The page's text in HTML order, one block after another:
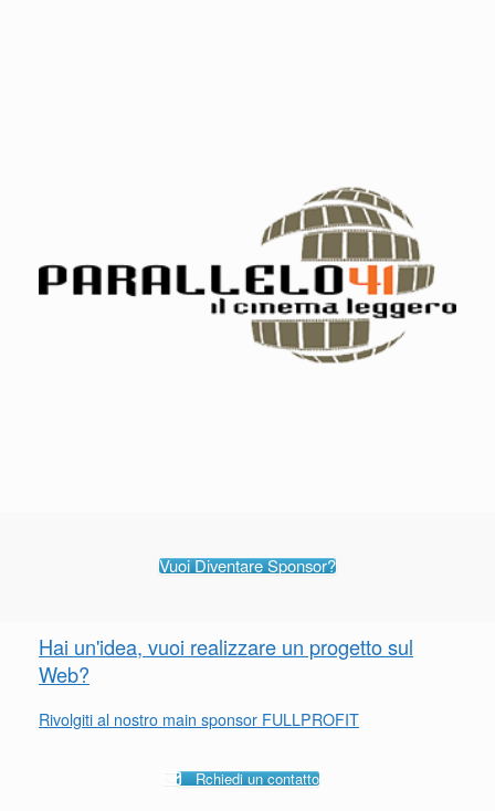
Vuoi Diventare Sponsor?
Hai un'idea, vuoi realizzare un progetto sul
Web?
Rivolgiti al nostro main sponsor FULLPROFIT
Rchiedi un contatto